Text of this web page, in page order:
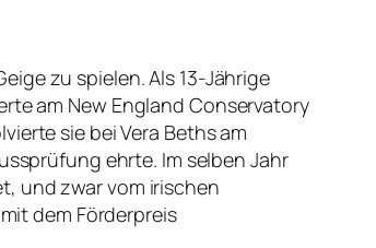
zu spielen. Als 13-Jährige
am New England Conservatory
sie bei Vera Beths am
ehrte. Im selben Jahr
und zwar vom irischen
dem Förderpreis